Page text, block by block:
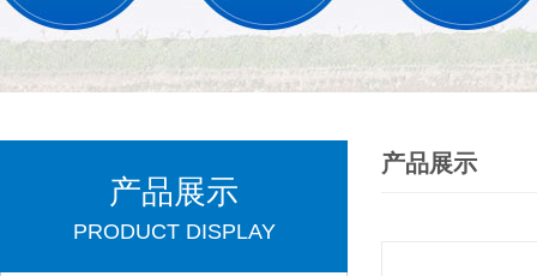
产品展示
PRODUCT DISPLAY
产品展示